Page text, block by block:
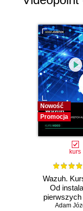
Nowość
Promocja
kurs
Wazuh.
Od
pierwszych
Adam